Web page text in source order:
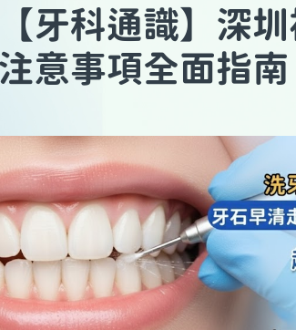
【牙科通識】 深
注意事項全面指南